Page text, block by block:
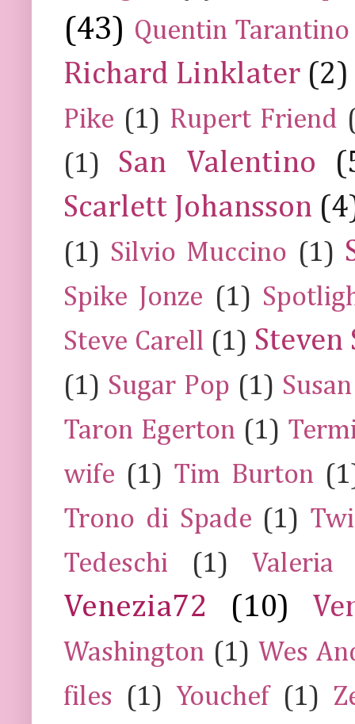
(43) Quentin Tarantino
Richard Linklater (2)
Pike (1) Rupert Friend
(1)
San Valentino
Scarlett Johansson
(1) Silvio Muccino (1)
Spike Jonze (1)
Steve Carell (1) Steven
(1) Sugar Pop (1)
Taron Egerton (1)
wife (1) Tim Burton
Trono di Spade (1)
Tedeschi
(1) Valeria
Venezia72 (10)
Washington (1) Wes
files
(1) Youchef (1)